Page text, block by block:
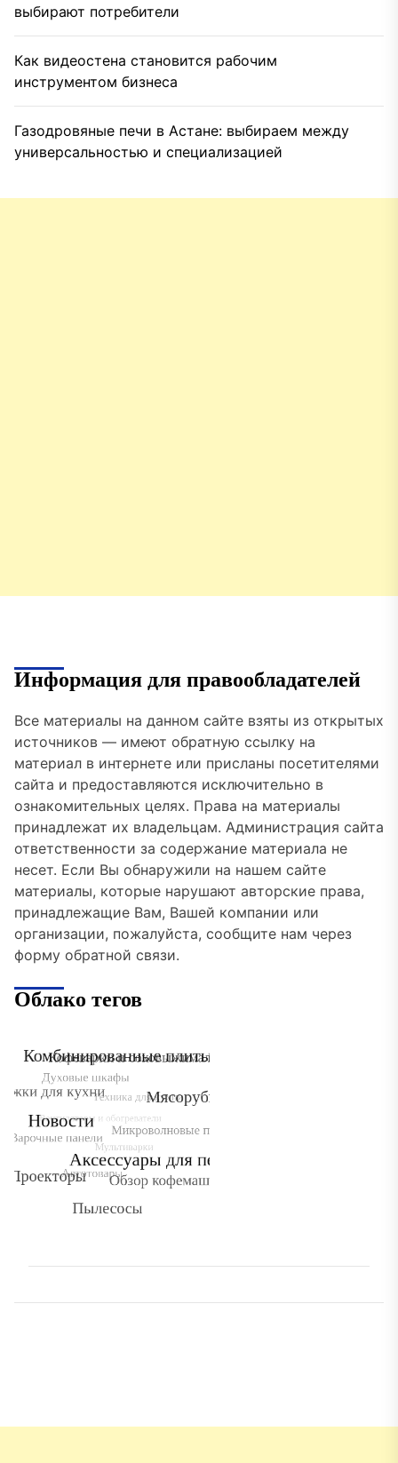
выбирают потребители
Как видеостена становится рабочим
инструментом бизнеса
Газодровяные печи в Астане: выбираем между
универсальностью и специализацией
Информация для правообладателей
Все материалы на данном сайте взяты из открытых
источников — имеют обратную ссылку на
материал в интернете или присланы посетителями
сайта и предоставляются исключительно в
ознакомительных целях. Права на материалы
принадлежат их владельцам. Администрация сайта
ответственности за содержание материала не
несет. Если Вы обнаружили на нашем сайте
материалы, которые нарушают авторские права,
принадлежащие Вам, Вашей компании или
организации, пожалуйста, сообщите нам через
форму обратной связи.
Облако тегов